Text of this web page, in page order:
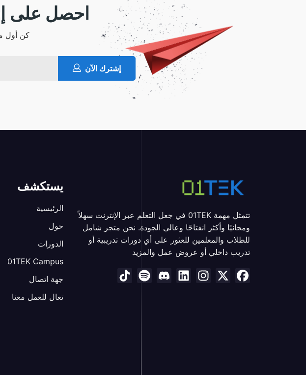
احصل على
كن أول
إشترك الآن
تتمثل مهمة 01TEK في جعل التعلم عبر الإنترنت سهلاً
ومجانيًا وأكثر انفتاحًا وعالي الجودة. نحن متجر شامل
للطلاب والمعلمين للعثور على أي دورات تدريبية أو
تدريب داخلي أو عروض عمل والمزيد
يستكشف
الرئيسية
حول
الدورات
01TEK Campus
جهة اتصال
تعال للعمل معنا